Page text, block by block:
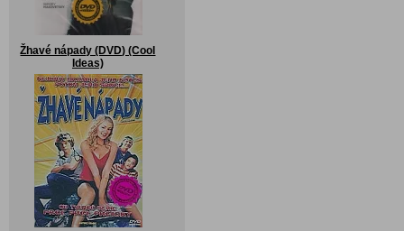
Žhavé nápady (DVD) (Cool
Ideas)